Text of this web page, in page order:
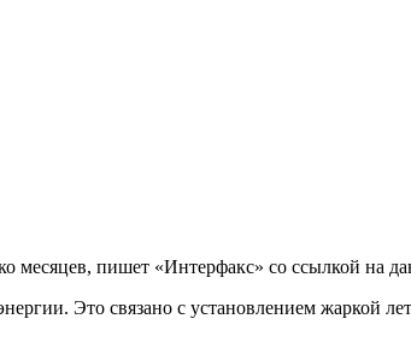
месяцев, пишет «Интерфакс» со ссылкой на
Это связано с установлением жаркой